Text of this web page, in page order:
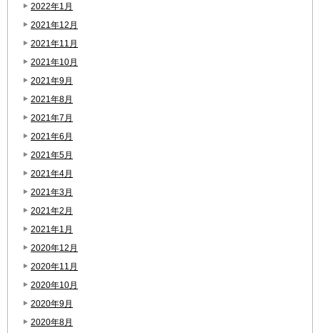
2022年1月
2021年12月
2021年11月
2021年10月
2021年9月
2021年8月
2021年7月
2021年6月
2021年5月
2021年4月
2021年3月
2021年2月
2021年1月
2020年12月
2020年11月
2020年10月
2020年9月
2020年8月